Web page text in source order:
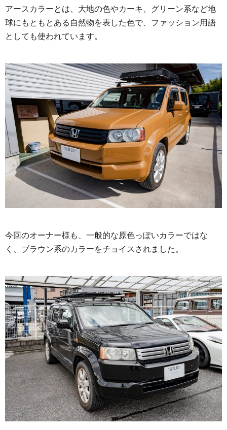
アースカラーとは、大地の色やカーキ、グリーン系など地
球にもともとある自然物を表した色で、ファッション用語
としても使われています。
今回のオーナー様も、一般的な原色っぽいカラーではな
く、ブラウン系のカラーをチョイスされました。